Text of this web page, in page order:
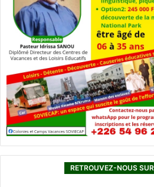
RETROUVEZ-NOUS